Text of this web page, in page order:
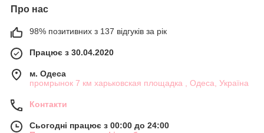
Про нас
98% позитивних з 137 відгуків за рік
Працює з 30.04.2020
м. Одеса
промрынок 7 км харьковская площадка , Одеса, Україна
Контакти
Сьогодні працює з 00:00 до 24:00